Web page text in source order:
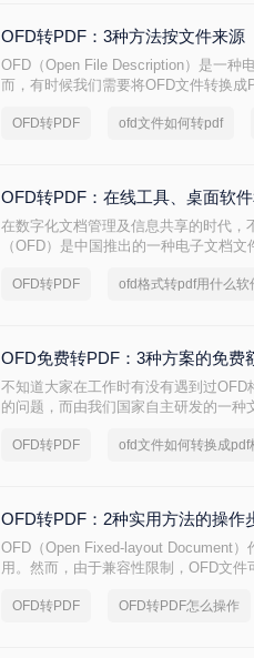
OFD转PDF：3种方法按文件来源
OFD（Open File Description）是一种
而，有时候我们需要将OFD文件转换
PDF格式。
OFD转PDF ofd文件如何转pdf
OFD转PDF：在线工具、桌面软
在数字化文档管理及信息共享的时代
（OFD）是中国推出的一种电子文档
格式之一。因此，需要将OFD文件转
OFD转PDF ofd格式转pdf用什么软
OFD免费转PDF：3种方案的免费
不知道大家在工作时有没有遇到过
的问题，而由我们国家自主研发的一
用群体还不够广泛，传输与查看起来
OFD转PDF
OFD转PDF：2种实用方法的操作
OFD（Open Fixed-layout Document
用。然而，由于兼容性限制，OFD文
转换为PDF的方法。
OFD转PDF OFD转PDF怎么操作